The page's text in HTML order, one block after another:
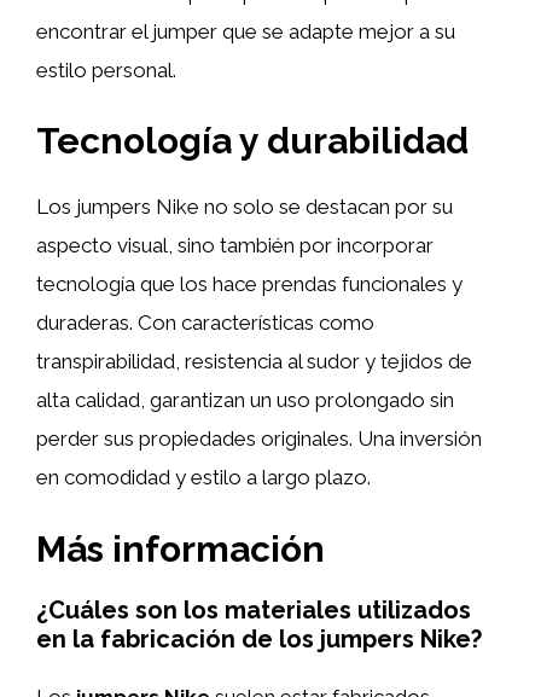
encontrar el jumper que se adapte mejor a su
estilo personal.
Tecnología y durabilidad
Los jumpers Nike no solo se destacan por su
aspecto visual, sino también por incorporar
tecnología que los hace prendas funcionales y
duraderas. Con características como
transpirabilidad, resistencia al sudor y tejidos de
alta calidad, garantizan un uso prolongado sin
perder sus propiedades originales. Una inversión
en comodidad y estilo a largo plazo.
Más información
¿Cuáles son los materiales utilizados
en la fabricación de los jumpers Nike?